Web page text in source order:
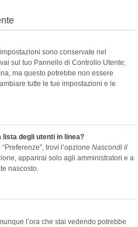
sono conservate nel
sul tuo Pannello di Controllo Utente;
ma questo potrebbe non essere
tutte le tue impostazioni e le
degli utenti in linea?
trovi l’opzione Nascondi il
apparirai solo agli amministratori e a
nascosto.
l’ora che stai vedendo potrebbe